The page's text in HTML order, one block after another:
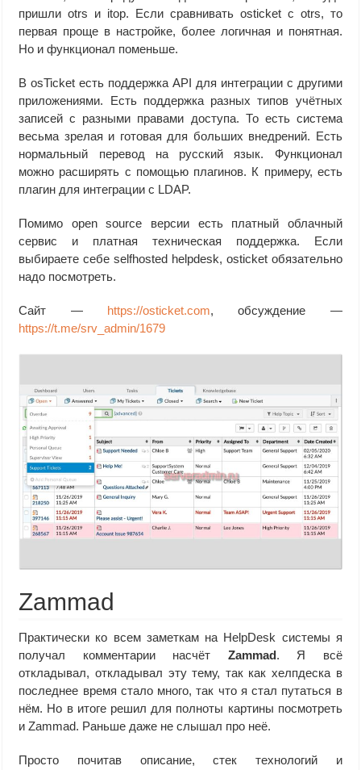
пришли otrs и itop. Если сравнивать osticket с otrs, то
первая проще в настройке, более логичная и понятная.
Но и функционал поменьше.
В osTicket есть поддержка API для интеграции с другими
приложениями. Есть поддержка разных типов учётных
записей с разными правами доступа. То есть система
весьма зрелая и готовая для больших внедрений. Есть
нормальный перевод на русский язык. Функционал
можно расширять с помощью плагинов. К примеру, есть
плагин для интеграции с LDAP.
Помимо open source версии есть платный облачный
сервис и платная техническая поддержка. Если
выбираете себе selfhosted helpdesk, osticket обязательно
надо посмотреть.
Сайт — https://osticket.com, обсуждение —
https://t.me/srv_admin/1679
Zammad
Практически ко всем заметкам на HelpDesk системы я
получал комментарии насчёт Zammad. Я всё
откладывал, откладывал эту тему, так как хелпдеска в
последнее время стало много, так что я стал путаться в
нём. Но в итоге решил для полноты картины посмотреть
и Zammad. Раньше даже не слышал про неё.
Просто почитав описание, стек технологий и